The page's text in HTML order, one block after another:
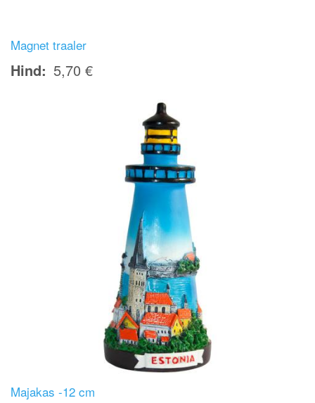
Magnet traaler
Hind 5,70 €
Majakas -12 cm